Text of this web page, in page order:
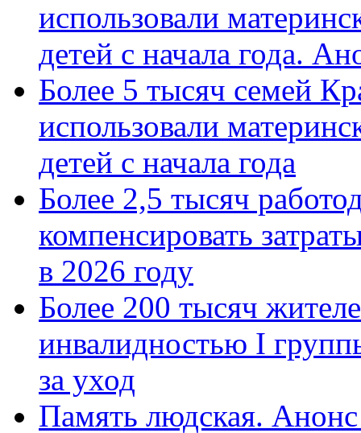
использовали
детей с начала года.
Более 5 тысяч семей
использовали
детей с начала года
Более 2,5 тысяч
компенсировать
в 2026 году
Более 200 тысяч
инвалидностью I
за уход
Память людская.